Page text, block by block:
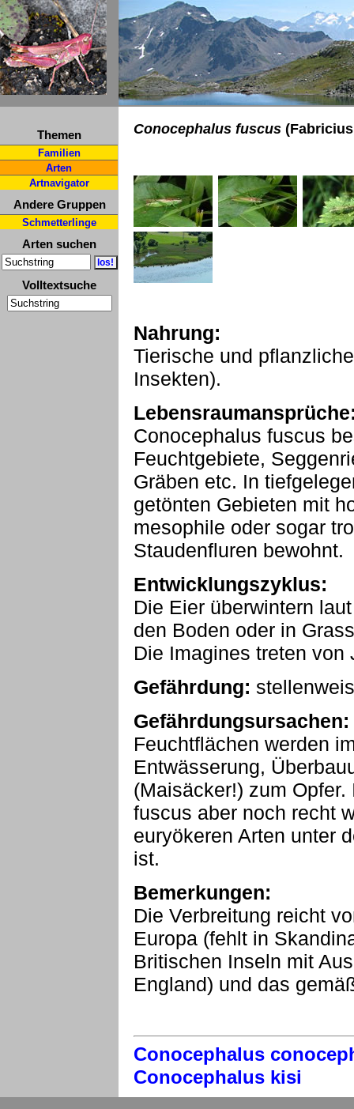
Themen
Familien
Arten
Artnavigator
Andere Gruppen
Schmetterlinge
Arten suchen
Volltextsuche
Conocephalus fuscus
Nahrung:
Tierische und
Insekten).
Conocephalus fuscus
Feuchtgebiete,
Gräben etc. In
getönten Gebieten mit
mesophile oder sogar
Staudenfluren bewohnt.
Entwicklungszyklus:
Die Eier überwintern
den Boden oder in
Die Imagines treten von
Gefährdung:
Gefährdungsursachen:
Feuchtflächen werden
Entwässerung,
(Maisäcker!) zum
fuscus aber noch recht
euryökeren Arten unter
ist.
Bemerkungen:
Die Verbreitung reicht
Europa (fehlt in
Britischen Inseln mit
England) und das
Conocephalus
Conocephalus kisi